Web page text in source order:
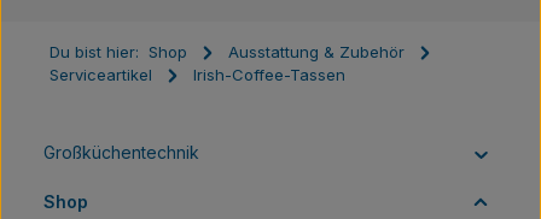
Du bist hier: Shop
Ausstattung & Zubehör
Serviceartikel
Irish-Coffee-Tassen
Großküchentechnik
Shop